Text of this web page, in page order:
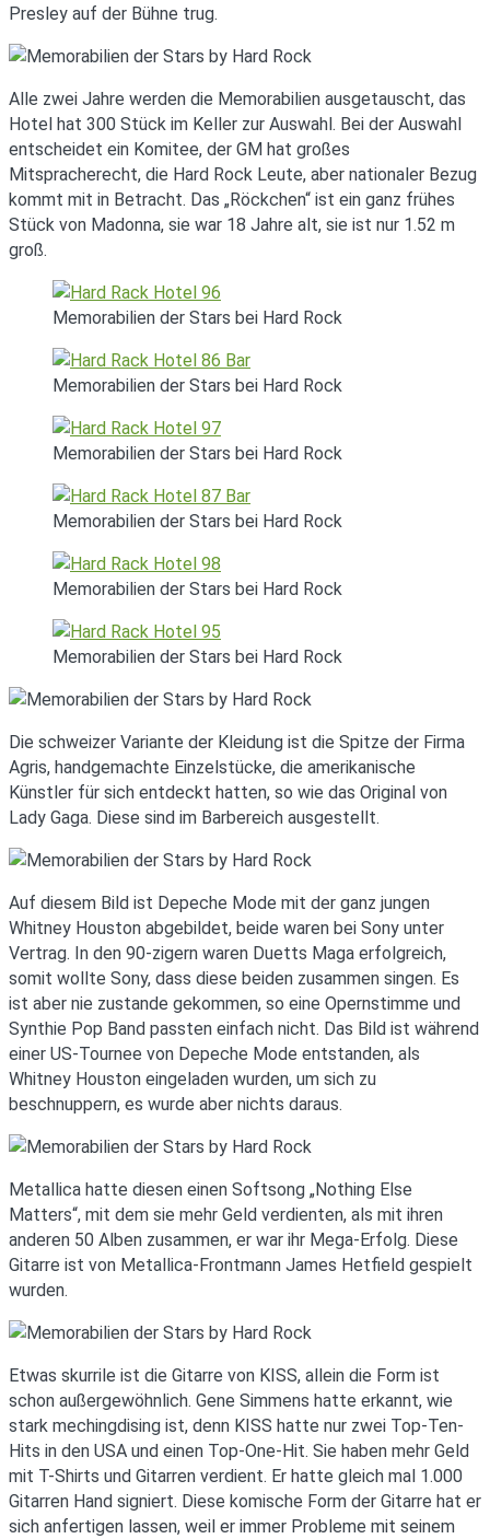
Presley auf der Bühne trug.
Alle zwei Jahre werden die Memorabilien ausgetauscht, das
Hotel hat 300 Stück im Keller zur Auswahl. Bei der Auswahl
entscheidet ein Komitee, der GM hat großes
Mitspracherecht, die Hard Rock Leute, aber nationaler Bezug
kommt mit in Betracht. Das „Röckchen“ ist ein ganz frühes
Stück von Madonna, sie war 18 Jahre alt, sie ist nur 1.52 m
groß.
Memorabilien der Stars bei Hard Rock
Memorabilien der Stars bei Hard Rock
Memorabilien der Stars bei Hard Rock
Memorabilien der Stars bei Hard Rock
Memorabilien der Stars bei Hard Rock
Memorabilien der Stars bei Hard Rock
Die schweizer Variante der Kleidung ist die Spitze der Firma
Agris, handgemachte Einzelstücke, die amerikanische
Künstler für sich entdeckt hatten, so wie das Original von
Lady Gaga. Diese sind im Barbereich ausgestellt.
Auf diesem Bild ist Depeche Mode mit der ganz jungen
Whitney Houston abgebildet, beide waren bei Sony unter
Vertrag. In den 90-zigern waren Duetts Maga erfolgreich,
somit wollte Sony, dass diese beiden zusammen singen. Es
ist aber nie zustande gekommen, so eine Opernstimme und
Synthie Pop Band passten einfach nicht. Das Bild ist während
einer US-Tournee von Depeche Mode entstanden, als
Whitney Houston eingeladen wurden, um sich zu
beschnuppern, es wurde aber nichts daraus.
Metallica hatte diesen einen Softsong „Nothing Else
Matters“, mit dem sie mehr Geld verdienten, als mit ihren
anderen 50 Alben zusammen, er war ihr Mega-Erfolg. Diese
Gitarre ist von Metallica-Frontmann James Hetfield gespielt
wurden.
Etwas skurrile ist die Gitarre von KISS, allein die Form ist
schon außergewöhnlich. Gene Simmens hatte erkannt, wie
stark mechingdising ist, denn KISS hatte nur zwei Top-Ten-
Hits in den USA und einen Top-One-Hit. Sie haben mehr Geld
mit T-Shirts und Gitarren verdient. Er hatte gleich mal 1.000
Gitarren Hand signiert. Diese komische Form der Gitarre hat er
sich anfertigen lassen, weil er immer Probleme mit seinem